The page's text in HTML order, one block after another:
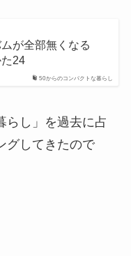
50からのコンパクトな暮らし
が全部無くなる
24
らし」を過去に占
グしてきたので